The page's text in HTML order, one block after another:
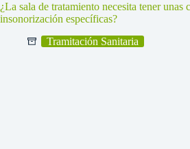
¿La sala de tratamiento necesita tener unas
insonorización específicas?
Tramitación Sanitaria